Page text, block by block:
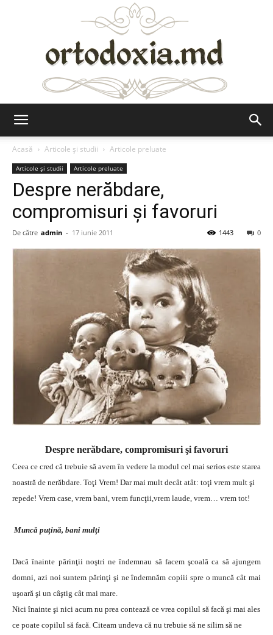
Acasă
Articole şi studii Articole preluate
Articole şi studii Articole preluate
Despre nerăbdare,
compromisuri şi favoruri
De către admin - 17 iunie 2011 0
1443
Despre nerăbdare, compromisuri şi favoruri
Ceea ce cred că trebuie să avem în vedere la modul cel mai serios este starea
noastră de nerăbdare. Toţi Vrem! Dar mai mult decât atât: toţi vrem mult şi
repede! Vrem case, vrem bani, vrem funcţii,vrem laude, vrem… vrem tot!
Muncă puţină, bani mulţi
Dacă înainte părinţii noştri ne îndemnau să facem şcoală ca să ajungem
domni, azi noi suntem părinţi şi ne îndemnăm copiii spre o muncă cât mai
uşoară şi un câştig cât mai mare.
Nici înainte şi nici acum nu prea contează ce vrea copilul să facă şi mai ales
ce poate copilul să facă. Citeam undeva că nu trebuie să ne silim să ne